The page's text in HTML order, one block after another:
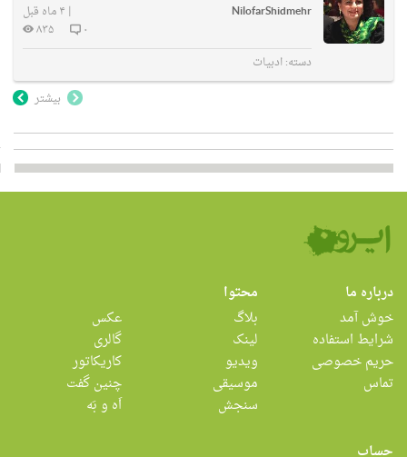
NilofarShidmehr
| ۴ ماه قبل
۰
۸۳۵
دسته:ادبیات
بیشتر
درباره ما
خوش آمد
شرایط استفاده
حریم خصوصی
تماس
محتوا
بلاگ
لینک
ویدیو
موسیقی
سنجش
عکس
گالری
کاریکاتور
چنین گفت
اَه و بَه
حساب